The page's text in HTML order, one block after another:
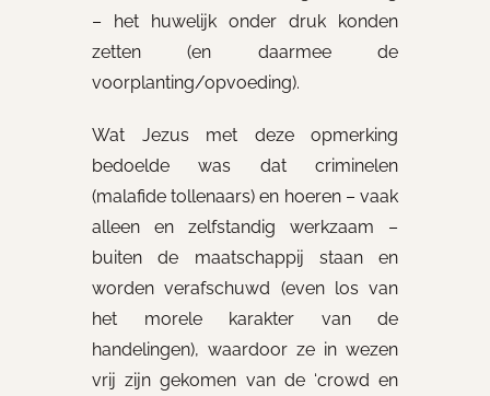
– het huwelijk onder druk konden
zetten (en daarmee de
voorplanting/opvoeding).
Wat Jezus met deze opmerking
bedoelde was dat criminelen
(malafide tollenaars) en hoeren – vaak
alleen en zelfstandig werkzaam –
buiten de maatschappij staan en
worden verafschuwd (even los van
het morele karakter van de
handelingen), waardoor ze in wezen
vrij zijn gekomen van de ‘crowd en